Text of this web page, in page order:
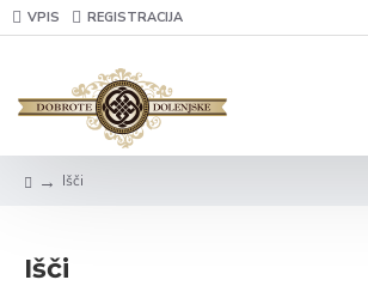
VPIS REGISTRACIJA
Išči
Išči